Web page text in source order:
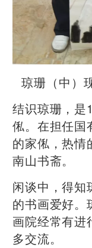
琼珊（中）
结识琼珊，是
俬。在担任国
的家俬，热情
南山书斋。
闲谈中，得知
的书画爱好。
画院经常有进
多交流。